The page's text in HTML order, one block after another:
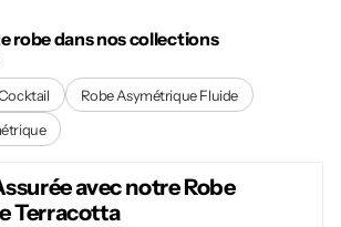
robe dans nos collections
Robe Asymétrique Fluide
avec notreRobe
Terracotta